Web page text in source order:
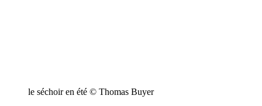
le séchoir en été © Thomas Buyer